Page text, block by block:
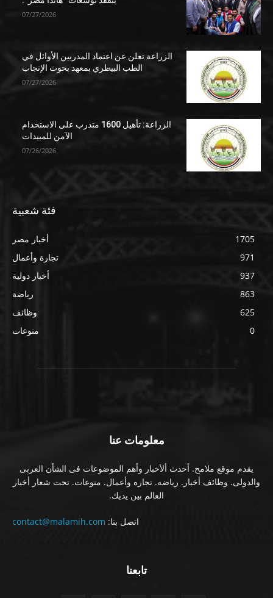
07/27/2026
الزراعة تعلن عن اعتماد المدربين الأوائل في
الطب البيطري بمعهد بحوث الإنجاب
07/27/2026
الزراعة: تأهيل 1600 متدرب على الاستخدام
الآمن للمبيدات
07/26/2026
فئة شعبية
أخبار مصر
1705
تجارة وأعمال
971
أخبار دولية
937
رياضة
863
وظائف
625
منوعات
0
معلومات عنا
يقدم موقع ملامح. أحدث ألأخبار وأهم الموضوعات فى الشأن العربى
والدولى. وظائف أخبار. رياضه. تجاره وأعمال. منوعات. تحت شعار أخبار
العالم بين يديك.
اتصل بنا: contact@malamih.com
تابعنا